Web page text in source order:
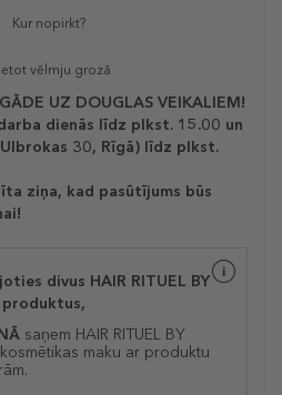
Kur nopirkt?
vēlmju grozā
UZ DOUGLAS VEIKALIEM!
dienās līdz plkst. 15.00 un
30, Rīgā) līdz plkst.
ziņa, kad pasūtījums būs
divus HAIR RITUEL BY
produktus,
saņem HAIR RITUEL BY
kosmētikas maku ar produktu